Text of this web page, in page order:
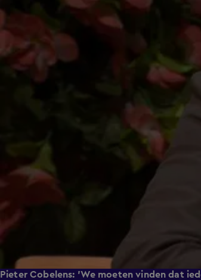
Pieter Cobelens: 'We moeten vinden dat